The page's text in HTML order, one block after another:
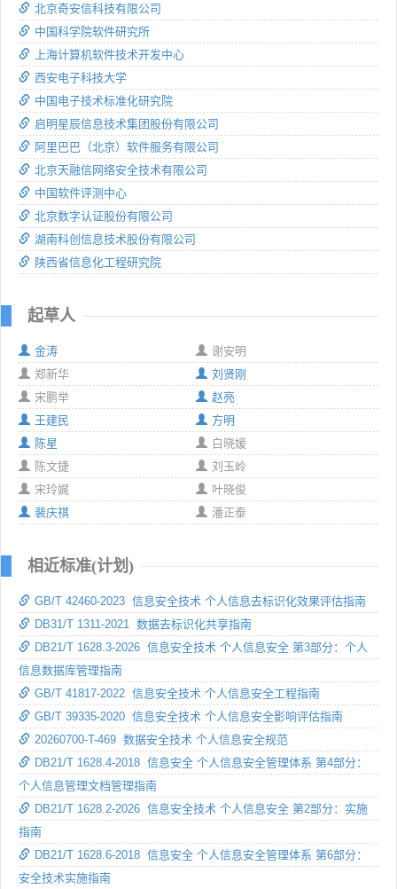
北京奇安信科技有限公司
中国科学院软件研究所
上海计算机软件技术开发中心
西安电子科技大学
中国电子技术标准化研究院
启明星辰信息技术集团股份有限公司
阿里巴巴（北京）软件服务有限公司
北京天融信网络安全技术有限公司
中国软件评测中心
北京数字认证股份有限公司
湖南科创信息技术股份有限公司
陕西省信息化工程研究院
起草人
金涛
谢安明
郑新华
刘贤刚
宋鹏举
赵亮
王建民
方明
陈星
白晓媛
陈文捷
刘玉岭
宋玲娓
叶晓俊
裴庆祺
潘正泰
相近标准(计划)
GB/T 42460-2023 信息安全技术 个人信息去标识化效果评估指南
DB31/T 1311-2021 数据去标识化共享指南
DB21/T 1628.3-2026 信息安全技术 个人信息安全 第3部分：个人
信息数据库管理指南
GB/T 41817-2022 信息安全技术 个人信息安全工程指南
GB/T 39335-2020 信息安全技术 个人信息安全影响评估指南
20260700-T-469 数据安全技术 个人信息安全规范
DB21/T 1628.4-2018 信息安全 个人信息安全管理体系 第4部分：
个人信息管理文档管理指南
DB21/T 1628.2-2026 信息安全技术 个人信息安全 第2部分：实施
指南
DB21/T 1628.6-2018 信息安全 个人信息安全管理体系 第6部分：
安全技术实施指南